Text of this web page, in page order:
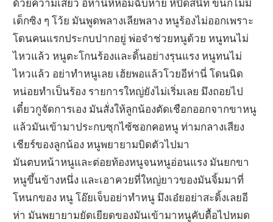
ด้วยความเสียว อีห่านี่หีหอมฉิบหาย หีปิดสนิท ขนก็ไม่มี
เด็กซิง ๆ โว้ย มันพูดพลางเลียพลาง หนูร้องไม่ออกเพราะ
โดนคนแรกประกบปากอยู่ พ่อจ๋าช่วยหนูด้วย หนูทนไม่
ไหวแล้ว หนูตะโกนร้องและดิ้นอย่างรุนแรง หนูทนไม่
ไหวแล้ว อย่าทำหนูเลย เฮ้ยพอแล้วโวยอีห่านี่ โดนนิด
หน่อยทำเป็นร้อง รายการใหญ่ยังไม่เริ่มเลย มึงถอยไป
เดี๋ยวกูจัดการเอง มันสั่งให้ลูกน้องตัดเชือกออกจากขาหนู
แล้วมันเข้ามาประกบซุกไซ้ซอกคอหนู ท่ามกลางเสียง
เชียร์ของลูกน้อง หนูพยายามบิดตัวไปมา
มันตบหน้าหนูและต่อยท้องหนูจนหนูอ่อนแรง มันยกขา
หนูขึ้นข้างหนึ่ง และเอาควยที่ใหญ่ยาวของมันจิ้มมาที่
โหนกของ หนู โอ๊ยเจ็บอย่าทำหนู มึงเอ๋ยอย่าสะดิ้งเลยอี
ห่า มันพยายามยัดเยียดของมันเข้ามาหนูคับตื้อไปหมด